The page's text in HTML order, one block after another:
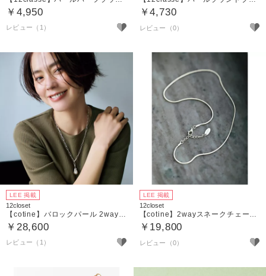
￥4,950
レビュー（1）
￥4,730
LEE 掲載
12closet
【cotine】バロックパール 2wayチェーンネックレス
￥28,600
レビュー（1）
LEE 掲載
12closet
【cotine】2wayスネークチェーンシルバーチョーカーブレスレット
￥19,800